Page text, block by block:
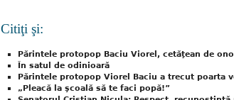
Citiţi şi:
Părintele protopop Baciu Viorel, cetăţean de
În satul de odinioară
Părintele protopop Viorel Baciu a trecut poarta
„Pleacă la şcoală să te faci popă!”